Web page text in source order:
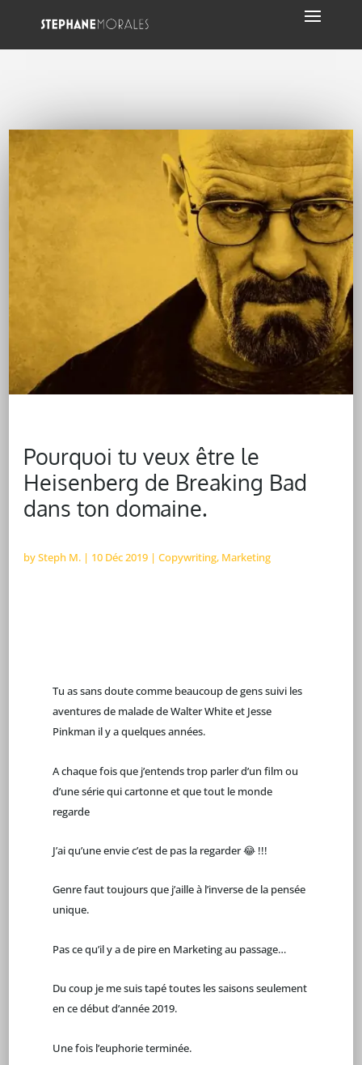
Pourquoi tu veux être le
Heisenberg de Breaking Bad
dans ton domaine.
bySteph M. | 10 Déc 2019 |Copywriting, Marketing
Tu as sans doute comme beaucoup de gens suivi les
aventures de malade de Walter White et Jesse
Pinkman il y a quelques années.
A chaque fois que j’entends trop parler d’un film ou
d’une série qui cartonne et que tout le monde
regarde
J’ai qu’une envie c’est de pas la regarder😂 !!!
Genre faut toujours que j’aille à l’inverse de la pensée
unique.
Pas ce qu’il y a de pire en Marketing au passage…
Du coup je me suis tapé toutes les saisons seulement
en ce début d’année 2019.
Une fois l’euphorie terminée.